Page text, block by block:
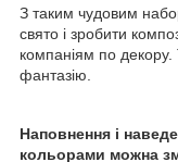
З таким чудовим
свято і зробити
компаніям по декору.
фантазію.
Наповнення і
кольорами можна